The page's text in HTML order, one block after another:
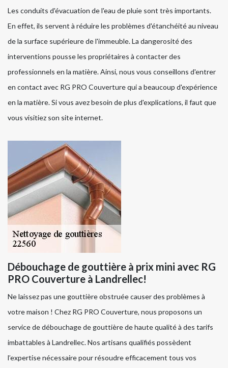
Les conduits d'évacuation de l'eau de pluie sont très importants.
En effet, ils servent à réduire les problèmes d'étanchéité au niveau
de la surface supérieure de l'immeuble. La dangerosité des
interventions pousse les propriétaires à contacter des
professionnels en la matière. Ainsi, nous vous conseillons d'entrer
en contact avec RG PRO Couverture qui a beaucoup d'expérience
en la matière. Si vous avez besoin de plus d'explications, il faut que
vous visitiez son site internet.
Débouchage de gouttière à prix mini avec RG
PRO Couverture à Landrellec!
Ne laissez pas une gouttière obstruée causer des problèmes à
votre maison ! Chez RG PRO Couverture, nous proposons un
service de débouchage de gouttière de haute qualité à des tarifs
imbattables à Landrellec. Nos artisans qualifiés possèdent
l’expertise nécessaire pour résoudre efficacement tous vos